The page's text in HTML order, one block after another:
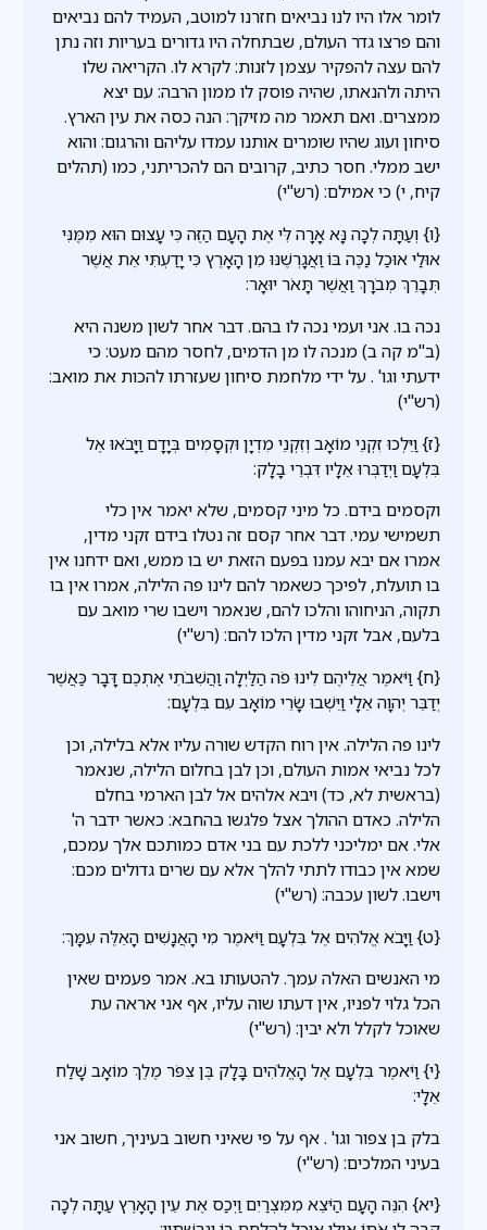
לומר אלו היו לנו נביאים חזרנו למוטב, העמיד להם נביאים
והם פרצו גדר העולם, שבתחלה היו גדורים בעריות וזה נתן
להם עצה להפקיר עצמן לזנות: לקרא לו. הקריאה שלו
היתה ולהנאתו, שהיה פוסק לו ממון הרבה: עם יצא
ממצרים. ואם תאמר מה מזיקך: הנה כסה את עין הארץ.
סיחון ועוג שהיו שומרים אותנו עמדו עליהם והרגום: והוא
ישב ממלי. חסר כתיב, קרובים הם להכריתני, כמו (תהלים
קיח, י) כי אמילם: (רש"י)
{ו} וְעַתָּה לְכָה נָּא אָרָה לִּי אֶת הָעָם הַזֶּה כִּי עָצוּם הוּא מִמֶּנִּי
אוּלַי אוּכַל נַכֶּה בּוֹ וַאֲגָרְשֶׁנּוּ מִן הָאָרֶץ כִּי יָדַעְתִּי אֵת אֲשֶׁר
תְּבָרֵךְ מְבֹרָךְ וַאֲשֶׁר תָּאֹר יוּאָר:
נכה בו. אני ועמי נכה לו בהם. דבר אחר לשון משנה היא
(ב''מ קה ב) מנכה לו מן הדמים, לחסר מהם מעט: כי
ידעתי וגו' . על ידי מלחמת סיחון שעזרתו להכות את מואב:
(רש"י)
{ז} וַיֵּלְכוּ זִקְנֵי מוֹאָב וְזִקְנֵי מִדְיָן וּקְסָמִים בְּיָדָם וַיָּבֹאוּ אֶל
בִּלְעָם וַיְדַבְּרוּ אֵלָיו דִּבְרֵי בָלָק:
וקסמים בידם. כל מיני קסמים, שלא יאמר אין כלי
תשמישי עמי. דבר אחר קסם זה נטלו בידם זקני מדין,
אמרו אם יבא עמנו בפעם הזאת יש בו ממש, ואם ידחנו אין
בו תועלת, לפיכך כשאמר להם לינו פה הלילה, אמרו אין בו
תקוה, הניחוהו והלכו להם, שנאמר וישבו שרי מואב עם
בלעם, אבל זקני מדין הלכו להם: (רש"י)
{ח} וַיֹּאמֶר אֲלֵיהֶם לִינוּ פֹה הַלַּיְלָה וַהֲשִׁבֹתִי אֶתְכֶם דָּבָר כַּאֲשֶׁר
יְדַבֵּר יְהוָה אֵלָי וַיֵּשְׁבוּ שָׂרֵי מוֹאָב עִם בִּלְעָם:
לינו פה הלילה. אין רוח הקדש שורה עליו אלא בלילה, וכן
לכל נביאי אמות העולם, וכן לבן בחלום הלילה, שנאמר
(בראשית לא, כד) ויבא אלהים אל לבן הארמי בחלם
הלילה. כאדם ההולך אצל פלגשו בהחבא: כאשר ידבר ה'
אלי. אם ימליכני ללכת עם בני אדם כמותכם אלך עמכם,
שמא אין כבודו לתתי להלך אלא עם שרים גדולים מכם:
וישבו. לשון עכבה: (רש"י)
{ט} וַיָּבֹא אֱלֹהִים אֶל בִּלְעָם וַיֹּאמֶר מִי הָאֲנָשִׁים הָאֵלֶּה עִמָּךְ:
מי האנשים האלה עמך. להטעותו בא. אמר פעמים שאין
הכל גלוי לפניו, אין דעתו שוה עליו, אף אני אראה עת
שאוכל לקלל ולא יבין: (רש"י)
{י} וַיֹּאמֶר בִּלְעָם אֶל הָאֱלֹהִים בָּלָק בֶּן צִפֹּר מֶלֶךְ מוֹאָב שָׁלַח
אֵלָי:
בלק בן צפור וגו' . אף על פי שאיני חשוב בעיניך, חשוב אני
בעיני המלכים: (רש"י)
{יא} הִנֵּה הָעָם הַיֹּצֵא מִמִּצְרַיִם וַיְכַס אֶת עֵין הָאָרֶץ עַתָּה לְכָה